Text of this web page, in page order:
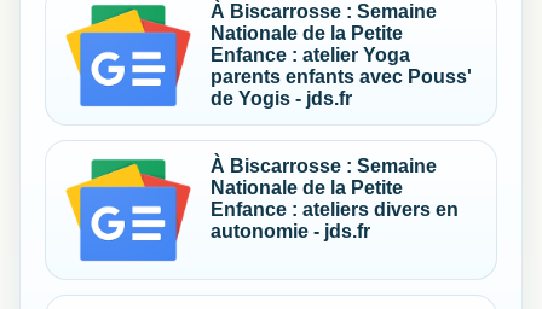
À Biscarrosse : Semaine
Nationale de la Petite
Enfance : atelier Yoga
parents enfants avec Pouss'
de Yogis - jds.fr
À Biscarrosse : Semaine
Nationale de la Petite
Enfance : ateliers divers en
autonomie - jds.fr